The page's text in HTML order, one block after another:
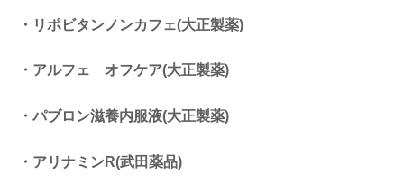
・リポビタンノンカフェ(大正製薬)
・アルフェ オフケア(大正製薬)
・パブロン滋養内服液(大正製薬)
・アリナミンR(武田薬品)